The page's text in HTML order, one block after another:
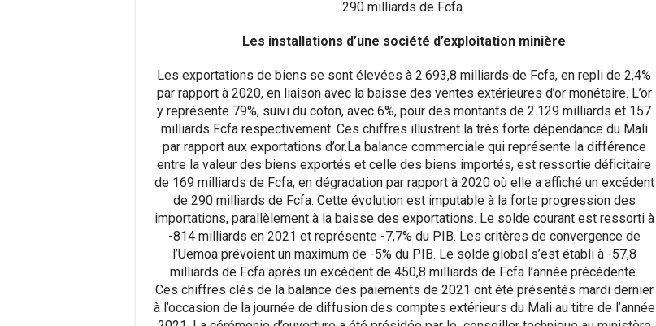
290 milliards de Fcfa
Les installations d’une société d’exploitation minière
Les exportations de biens se sont élevées à 2.693,8 milliards de Fcfa, en repli de 2,4%
par rapport à 2020, en liaison avec la baisse des ventes extérieures d’or monétaire. L’or
y représente 79%, suivi du coton, avec 6%, pour des montants de 2.129 milliards et 157
milliards Fcfa respectivement. Ces chiffres illustrent la très forte dépendance du Mali
par rapport aux exportations d’or.La balance commerciale qui représente la différence
entre la valeur des biens exportés et celle des biens importés, est ressortie déficitaire
de 169 milliards de Fcfa, en dégradation par rapport à 2020 où elle a affiché un excédent
de 290 milliards de Fcfa. Cette évolution est imputable à la forte progression des
importations, parallèlement à la baisse des exportations. Le solde courant est ressorti à
-814 milliards en 2021 et représente -7,7% du PIB. Les critères de convergence de
l’Uemoa prévoient un maximum de -5% du PIB. Le solde global s’est établi à -57,8
milliards de Fcfa après un excédent de 450,8 milliards de Fcfa l’année précédente.
Ces chiffres clés de la balance des paiements de 2021 ont été présentés mardi dernier
à l’occasion de la journée de diffusion des comptes extérieurs du Mali au titre de l’année